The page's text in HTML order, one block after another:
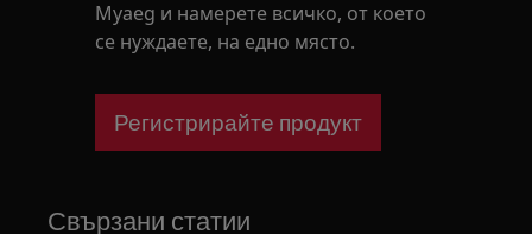
Myaeg и намерете всичко, от което
се нуждаете, на едно място.
Регистрирайте продукт
Свързани статии